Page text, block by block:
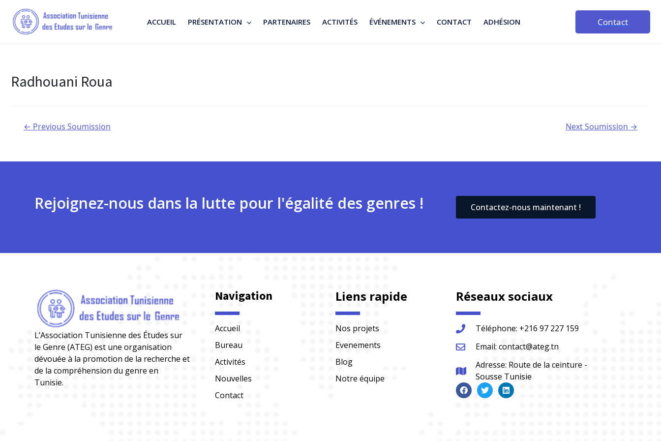
ACCUEIL PRÉSENTATION PARTENAIRES ACTIVITÉS ÉVÉNEMENTS CONTACT ADHÉSION Contact
Radhouani Roua
← Previous Soumission Next Soumission →
Rejoignez-nous dans la lutte pour l'égalité des genres ! Contactez-nous maintenant !
L’Association Tunisienne des Études sur
le Genre (ATEG) est une organisation
dévouée à la promotion de la recherche et
de la compréhension du genre en
Tunisie.
Navigation
Accueil
Bureau
Activités
Nouvelles
Contact
Liens rapide
Nos projets
Evenements
Blog
Notre équipe
Réseaux sociaux
Téléphone: +216 97 227 159
Email: contact@ateg.tn
Adresse: Route de la ceinture -
Sousse Tunisie